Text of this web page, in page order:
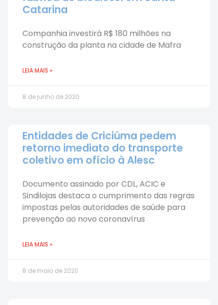
Catarina
Companhia investirá R$ 180 milhões na
construção da planta na cidade de Mafra
LEIA MAIS »
8 de junho de 2020
Entidades de Criciúma pedem
retorno imediato do transporte
coletivo em ofício à Alesc
Documento assinado por CDL, ACIC e
Sindilojas destaca o cumprimento das regras
impostas pelas autoridades de saúde para
prevenção ao novo coronavírus
LEIA MAIS »
8 de maio de 2020